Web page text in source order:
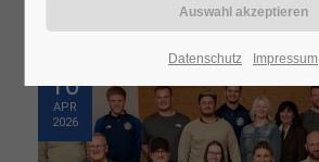
Lost your password?
Support
Lorem ipsum dolor sit amet:
10
APR
2026
Datenschutz Impressum